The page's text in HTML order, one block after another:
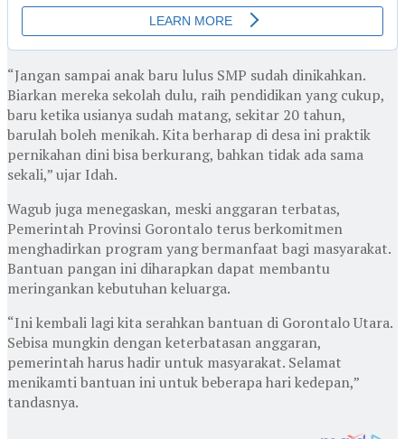
“Jangan sampai anak baru lulus SMP sudah dinikahkan.
Biarkan mereka sekolah dulu, raih pendidikan yang cukup,
baru ketika usianya sudah matang, sekitar 20 tahun,
barulah boleh menikah. Kita berharap di desa ini praktik
pernikahan dini bisa berkurang, bahkan tidak ada sama
sekali,” ujar Idah.
Wagub juga menegaskan, meski anggaran terbatas,
Pemerintah Provinsi Gorontalo terus berkomitmen
menghadirkan program yang bermanfaat bagi masyarakat.
Bantuan pangan ini diharapkan dapat membantu
meringankan kebutuhan keluarga.
“Ini kembali lagi kita serahkan bantuan di Gorontalo Utara.
Sebisa mungkin dengan keterbatasan anggaran,
pemerintah harus hadir untuk masyarakat. Selamat
menikamti bantuan ini untuk beberapa hari kedepan,”
tandasnya.